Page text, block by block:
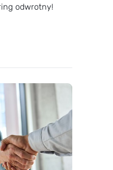
odwrotny!